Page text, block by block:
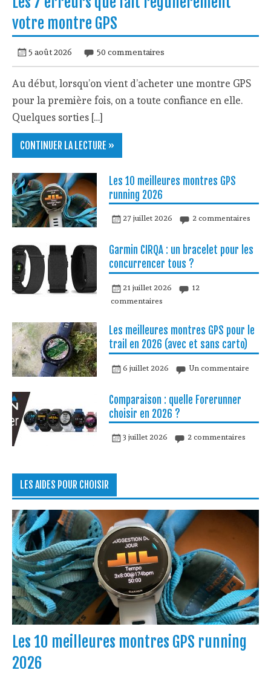
votre montre GPS
5 août 2026 50 commentaires
Au début, lorsqu’on vient d’acheter une montre GPS
pour la première fois, on a toute confiance en elle.
Quelques sorties […]
CONTINUER LA LECTURE »
Les 10 meilleures montres GPS
running 2026
27 juillet 2026 2 commentaires
Garmin CIRQA : un bracelet pour les
concurrencer tous ?
21 juillet 2026
12
commentaires
Les meilleures montres GPS pour le
trail en 2026 (avec et sans carto)
6 juillet 2026 Un commentaire
Comparaison : quelle Forerunner
choisir en 2026 ?
3 juillet 2026 2 commentaires
LES AIDES POUR CHOISIR
Les 10 meilleures montres GPS running
2026